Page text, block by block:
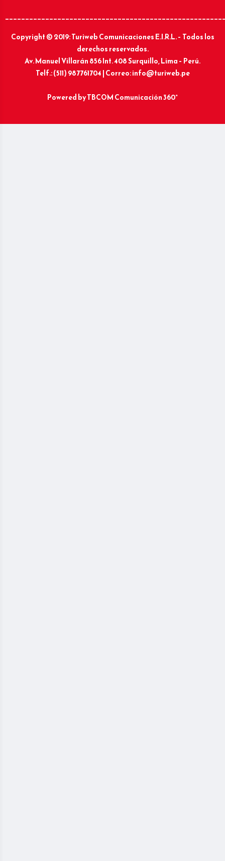
Copyright © 2019: Turiweb Comunicaciones E.I.R.L. – Todos los
derechos reservados.
Av. Manuel Villarán 856 Int. 408 Surquillo, Lima – Perú.
Telf.: (511) 987761704 | Correo: info@turiweb.pe
Powered byTBCOM Comunicación 360°